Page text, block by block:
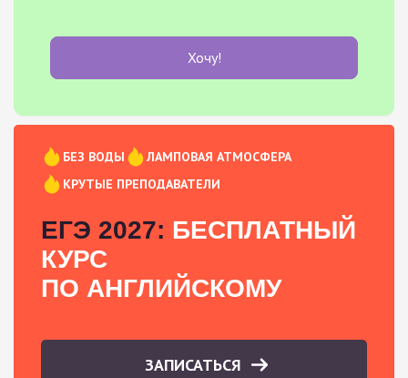
Хочу!
БЕЗ ВОДЫ
ЛАМПОВАЯ АТМОСФЕРА
КРУТЫЕ ПРЕПОДАВАТЕЛИ
ЕГЭ 2027: БЕСПЛАТНЫЙ
КУРС
ПО АНГЛИЙСКОМУ
ЗАПИСАТЬСЯ